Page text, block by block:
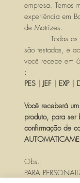
empresa. Temos
experiência em
de Matrizes.
Todas as
são testadas, e
você recebe em
:
PES | JEF | EXP |
Você receberá
produto, para ser
confirmação de
Obs.:
PARA